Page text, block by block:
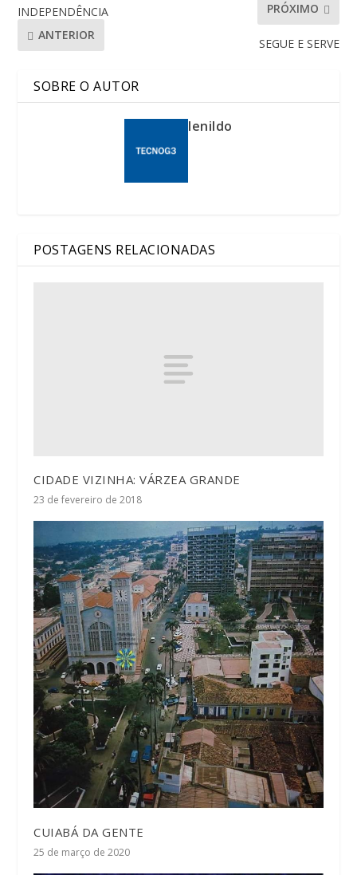
INDEPENDÊNCIA
ANTERIOR
PRÓXIMO
SEGUE E SERVE
SOBRE O AUTOR
lenildo
POSTAGENS RELACIONADAS
CIDADE VIZINHA: VÁRZEA GRANDE
23 de fevereiro de 2018
CUIABÁ DA GENTE
25 de março de 2020